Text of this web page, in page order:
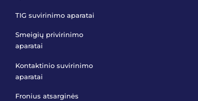
TIG suvirinimo aparatai
Smeigių privirinimo
aparatai
Kontaktinio suvirinimo
aparatai
Fronius atsarginės